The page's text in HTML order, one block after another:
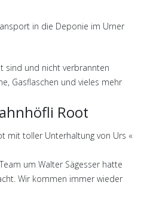
in die Deponie im Urner
sind und nicht verbrannten
Gasflaschen und vieles mehr
Root
mit toller Unterhaltung von Urs «
um Walter Sägesser hatte
Wir kommen immer wieder